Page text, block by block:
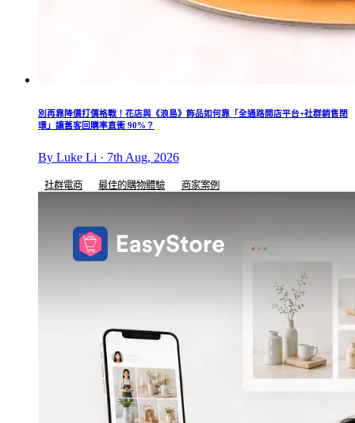
別再靠降價打價格戰！花店與《浪島》飾品如何靠「全通路開店平台+社群銷售閉
環」讓舊客回購率直衝 90%？
By Luke Li · 7th Aug, 2026
社群電商 最佳的購物體驗 商家案例